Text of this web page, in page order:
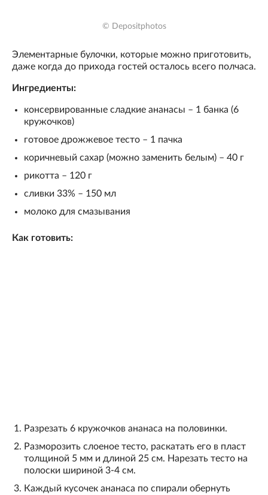
© Depositphotos
Элементарные булочки, которые можно приготовить,
даже когда до прихода гостей осталось всего полчаса.
Ингредиенты:
консервированные сладкие ананасы – 1 банка (6
кружочков)
готовое дрожжевое тесто – 1 пачка
коричневый сахар (можно заменить белым) – 40 г
рикотта – 120 г
сливки 33% – 150 мл
молоко для смазывания
Как готовить:
Разрезать 6 кружочков ананаса на половинки.
Разморозить слоеное тесто, раскатать его в пласт
толщиной 5 мм и длиной 25 см. Нарезать тесто на
полоски шириной 3-4 см.
Каждый кусочек ананаса по спирали обернуть